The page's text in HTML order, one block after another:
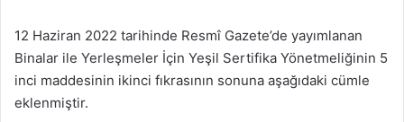
12 Haziran 2022 tarihinde Resmî Gazete’de yayımlanan
Binalar ile Yerleşmeler İçin Yeşil Sertifika Yönetmeliğinin 5
inci maddesinin ikinci fıkrasının sonuna aşağıdaki cümle
eklenmiştir.